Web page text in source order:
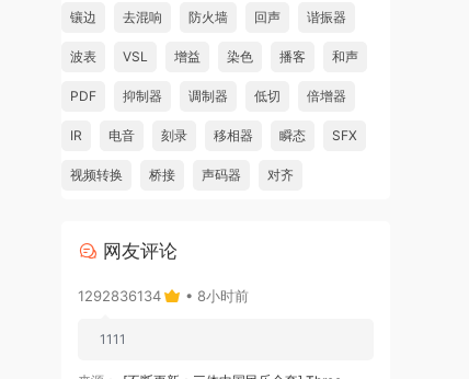
镶边 去混响 防火墙 回声 谐振器
波表 VSL 增益 染色 播客 和声
PDF 抑制器 调制器 低切 倍增器
IR 电音 刻录 移相器 瞬态 SFX
视频转换 桥接 声码器 对齐
网友评论
1292836134 • 8小时前
1111